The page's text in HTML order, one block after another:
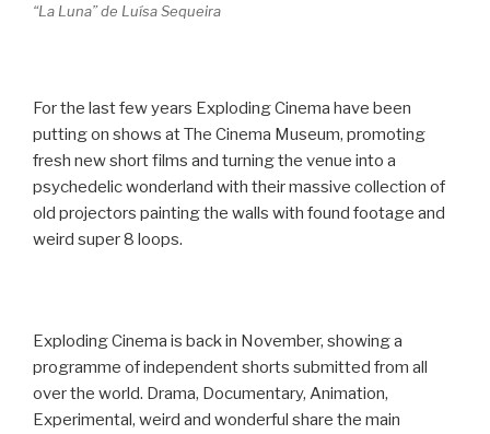
“La Luna” de Luísa Sequeira
For the last few years Exploding Cinema have been
putting on shows at The Cinema Museum, promoting
fresh new short films and turning the venue into a
psychedelic wonderland with their massive collection of
old projectors painting the walls with found footage and
weird super 8 loops.
Exploding Cinema is back in November, showing a
programme of independent shorts submitted from all
over the world. Drama, Documentary, Animation,
Experimental, weird and wonderful share the main